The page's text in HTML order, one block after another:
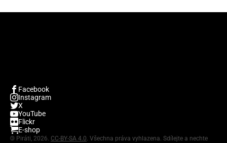
Facebook
Instagram
X
YouTube
Flickr
E-shop
© Piráti, 2026. CC-BY-SA 4.0. Všechna práva vyhlazena. Sdílejte a nechte